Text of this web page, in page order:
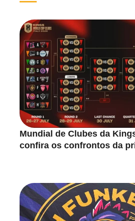
Mundial de Clubes da
confira os confrontos da